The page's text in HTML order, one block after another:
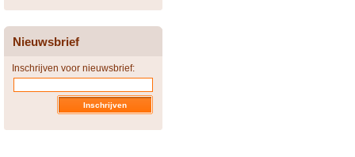
Nieuwsbrief
Inschrijven voor nieuwsbrief: